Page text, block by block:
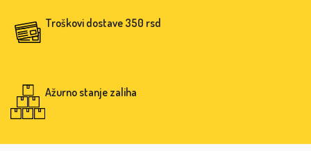
Troškovi dostave 350 rsd
Ažurno stanje zaliha